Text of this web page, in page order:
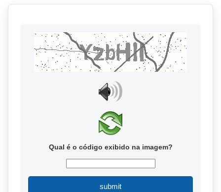
Qual é o código exibido na imagem?
submit